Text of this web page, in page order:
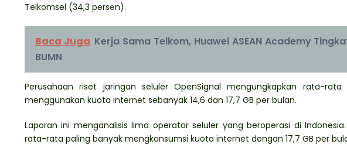
Telkomsel (34,3 persen).
Baca Juga Kerja Sama Telkom, Huawei ASEAN Academy
BUMN
Perusahaan riset jaringan seluler OpenSignal mengungkapkan rata-
menggunakan kuota internet sebanyak 14,6 dan 17,7 GB per bulan.
Laporan ini menganalisis lima operator seluler yang beroperasi di
rata-rata paling banyak mengkonsumsi kuota internet dengan 17,7 GB per